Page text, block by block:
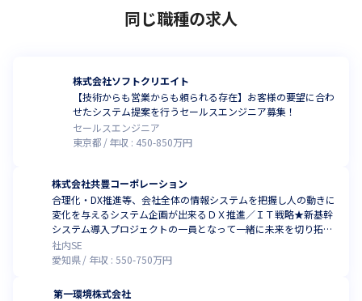
同じ職種の求人
株式会社ソフトクリエイト
【技術からも営業からも頼られる存在】お客様の要望に合わ
せたシステム提案を行うセールスエンジニア募集！
セールスエンジニア
東京都
年収 : 450-850万円
株式会社共豊コーポレーション
合理化・DX推進等、会社全体の情報システムを把握し人の動きに
変化を与えるシステム企画が出来るＤＸ推進／ＩＴ戦略★新基幹
システム導入プロジェクトの一員となって一緒に未来を切り拓き
ましょう！
社内SE
愛知県
年収 : 550-750万円
第一環境株式会社